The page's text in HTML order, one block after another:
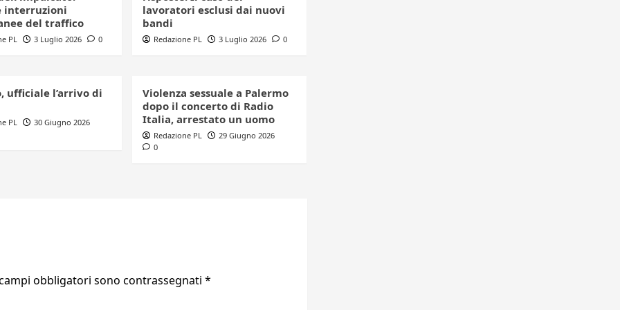
interruzioni
del traffico
PL 3 Luglio 2026 0
lavoratori esclusi dai nuovi
bandi
Redazione PL 3 Luglio 2026 0
ufficiale l’arrivo di
PL 30 Giugno 2026
Violenza sessuale a Palermo
dopo il concerto di Radio
Italia, arrestato un uomo
Redazione PL
29 Giugno 2026
0
obbligatori sono contrassegnati *